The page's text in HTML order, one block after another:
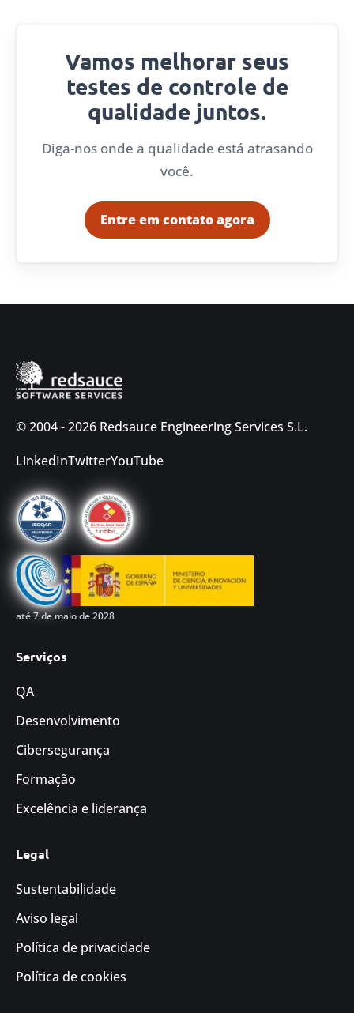
Vamos melhorar seus
testes de controle de
qualidade juntos.
Diga-nos onde a qualidade está atrasando
você.
Entre em contato agora
© 2004 - 2026 Redsauce Engineering Services S.L.
LinkedInTwitterYouTube
até 7 de maio de 2028
Serviços
QA
Desenvolvimento
Cibersegurança
Formação
Excelência e liderança
Legal
Sustentabilidade
Aviso legal
Política de privacidade
Política de cookies